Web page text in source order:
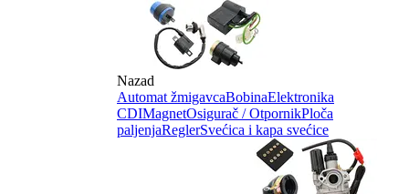
Nazad
Automat žmigavcaBobinaElektronika
CDIMagnetOsigurač / OtpornikPloča
paljenjaReglerSvećica i kapa svećice